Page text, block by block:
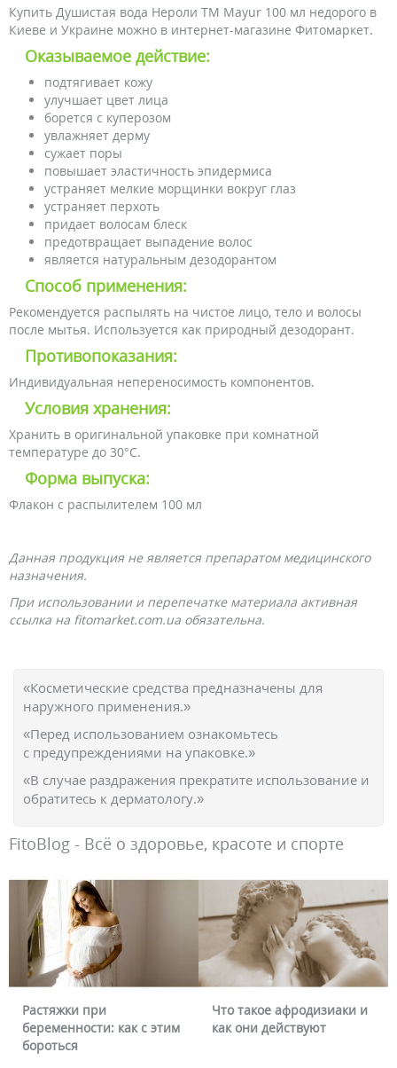
Купить Душистая вода Нероли ТМ Mayur 100 мл недорого в
Киеве и Украине можно в интернет-магазине Фитомаркет.
Оказываемое действие:
подтягивает кожу
улучшает цвет лица
борется с куперозом
увлажняет дерму
сужает поры
повышает эластичность эпидермиса
устраняет мелкие морщинки вокруг глаз
устраняет перхоть
придает волосам блеск
предотвращает выпадение волос
является натуральным дезодорантом
Способ применения:
Рекомендуется распылять на чистое лицо, тело и волосы
после мытья. Используется как природный дезодорант.
Противопоказания:
Индивидуальная непереносимость компонентов.
Условия хранения:
Хранить в оригинальной упаковке при комнатной
температуре до 30°С.
Форма выпуска:
Флакон с распылителем 100 мл
Данная продукция не является препаратом медицинского
назначения.
При использовании и перепечатке материала активная
ссылка на fitomarket.com.ua обязательна.
«Косметические средства предназначены для
наружного применения.»
«Перед использованием ознакомьтесь
с предупреждениями на упаковке.»
«В случае раздражения прекратите использование и
обратитесь к дерматологу.»
FitoBlog - Всё о здоровье, красоте и спорте
Растяжки при
беременности: как с этим
бороться
Что такое афродизиаки и
как они действуют